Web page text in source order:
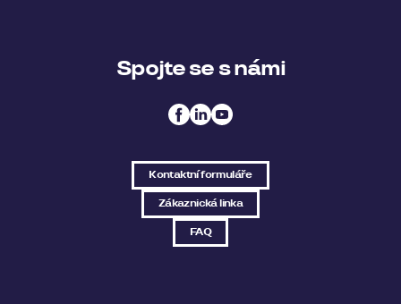
Spojte se s námi
Kontaktní formuláře
Zákaznická linka
FAQ